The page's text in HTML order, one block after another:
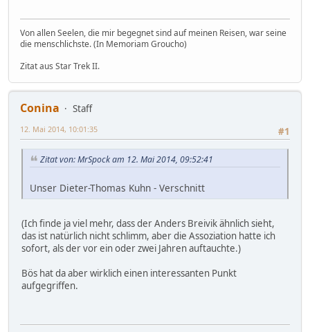
Von allen Seelen, die mir begegnet sind auf meinen Reisen, war seine
die menschlichste. (In Memoriam Groucho)
Zitat aus Star Trek II.
Conina
Staff
#1
12. Mai 2014, 10:01:35
Zitat von: MrSpock am 12. Mai 2014, 09:52:41
Unser Dieter-Thomas Kuhn - Verschnitt
(Ich finde ja viel mehr, dass der Anders Breivik ähnlich sieht,
das ist natürlich nicht schlimm, aber die Assoziation hatte ich
sofort, als der vor ein oder zwei Jahren auftauchte.)
Bös hat da aber wirklich einen interessanten Punkt
aufgegriffen.